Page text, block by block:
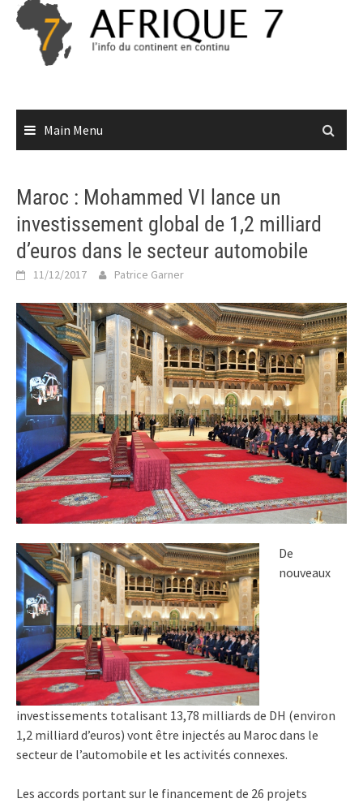
Skip
content
Main Menu
Maroc : Mohammed VI lance un
investissement global de 1,2 milliard
d’euros dans le secteur automobile
11/12/2017 Patrice Garner
De
nouveaux
investissements totalisant 13,78 milliards de DH (environ
1,2 milliard d’euros) vont être injectés au Maroc dans le
secteur de l’automobile et les activités connexes.
Les accords portant sur le financement de 26 projets